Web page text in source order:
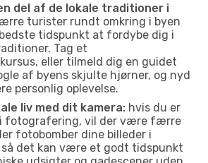
del af de lokale traditioner i
turister rundt omkring i byen
tidspunkt at fordybe dig i
Tag et
eller tilmeld dig en guidet
af byens skjulte hjørner, og nyd
personlig oplevelse.
liv med dit kamera: hvis du er
fotografering, vil der være færre
fotobomber dine billeder i
det kan være et godt tidspunkt